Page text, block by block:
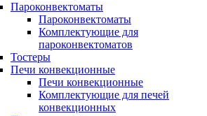
Пароконвектоматы
Пароконвектоматы
Комплектующие для
пароконвектоматов
Тостеры
Печи конвекционные
Печи конвекционные
Комплектующие для печей
конвекционных